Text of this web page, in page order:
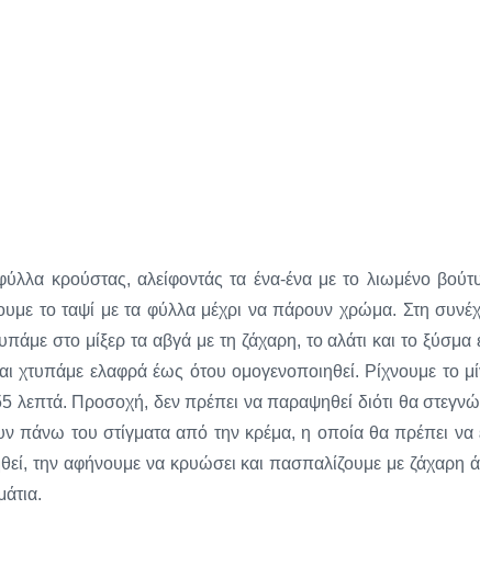
κρούστας, αλείφοντάς τα ένα-ένα με το λιωμένο
το ταψί με τα φύλλα μέχρι να πάρουν χρώμα. Στη
στο μίξερ τα αβγά με τη ζάχαρη, το αλάτι και το ξύσμα
χτυπάμε ελαφρά έως ότου ομογενοποιηθεί. Ρίχνουμε το
λεπτά. Προσοχή, δεν πρέπει να παραψηθεί διότι θα
πάνω του στίγματα από την κρέμα, η οποία θα πρέπει να
την αφήνουμε να κρυώσει και πασπαλίζουμε με ζάχαρη